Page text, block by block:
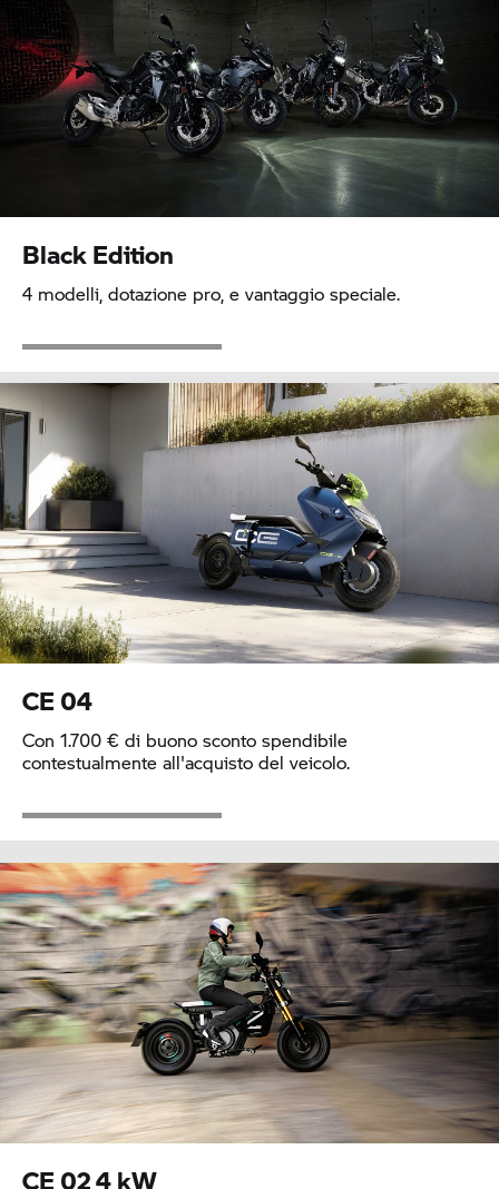
Black Edition
4 modelli, dotazione pro, e vantaggio speciale.
CE 04
Con 1.700 € di buono sconto spendibile
contestualmente all'acquisto del veicolo.
CE 024 kW